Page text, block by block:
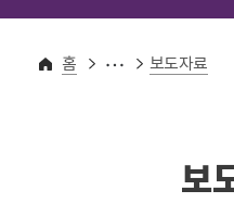
홈
홍보소통
보도자료 보도자료
보